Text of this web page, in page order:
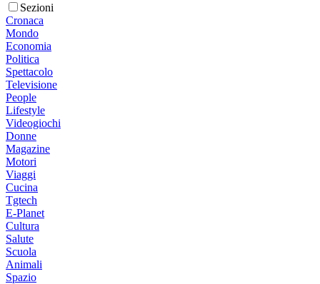
Sezioni
Cronaca
Mondo
Economia
Politica
Spettacolo
Televisione
People
Lifestyle
Videogiochi
Donne
Magazine
Motori
Viaggi
Cucina
Tgtech
E-Planet
Cultura
Salute
Scuola
Animali
Spazio